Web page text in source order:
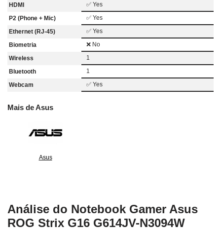
HDMI
✅ Yes
P2 (Phone + Mic)
✅ Yes
Ethernet (RJ-45)
✅ Yes
Biometria
❌ No
Wireless
1
Bluetooth
1
Webcam
✅ Yes
Mais de Asus
Asus
Análise do Notebook Gamer Asus
ROG Strix G16 G614JV-N3094W